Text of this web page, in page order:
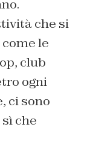
che si
le
club
ogni
ci sono
che